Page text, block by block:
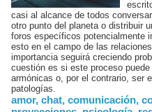
casi al alcance de todos
otro punto del planeta o distribuir
foros específicos potencialmente
esto en el campo de las
importancia seguirá creciendo
cuestión es si este proceso
armónicas o, por el contrario, ser
patologías.
amor, chat, comunicación,